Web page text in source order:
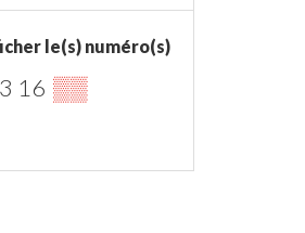
le(s) numéro(s)
16 ▒▒